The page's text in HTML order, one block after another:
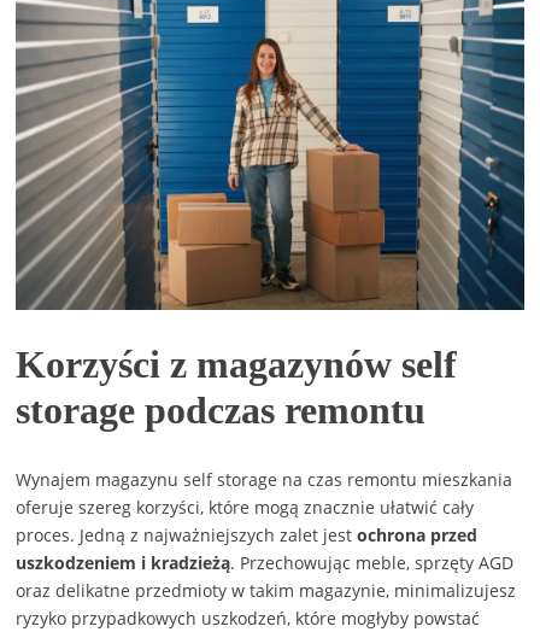
Korzyści z magazynów self
storage podczas remontu
Wynajem magazynu self storage na czas remontu mieszkania
oferuje szereg korzyści, które mogą znacznie ułatwić cały
proces. Jedną z najważniejszych zalet jestochrona przed
uszkodzeniem i kradzieżą. Przechowując meble, sprzęty AGD
oraz delikatne przedmioty w takim magazynie, minimalizujesz
ryzyko przypadkowych uszkodzeń, które mogłyby powstać